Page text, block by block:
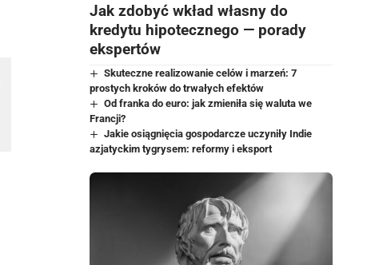
Jak zdobyć wkład własny do
kredytu hipotecznego — porady
ekspertów
Skuteczne realizowanie celów i marzeń: 7
prostych kroków do trwałych efektów
Od franka do euro: jak zmieniła się waluta we
Francji?
Jakie osiągnięcia gospodarcze uczyniły Indie
azjatyckim tygrysem: reformy i eksport